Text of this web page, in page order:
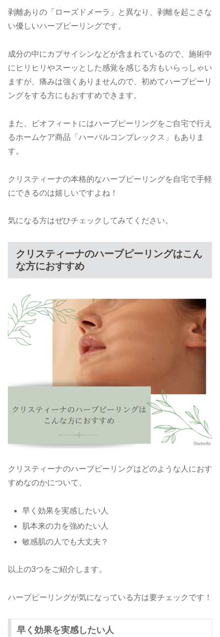
剥離ありの「ローズドメーラ」と異なり、剥離を起こさな
い優しいハーブピーリングです。
成分の中にカプサイシンなどが含まれているので、施術中
にヒリヒリやスーッとした感覚を感じる方もいらっしゃい
ますが、痛みは強くありませんので、初めてハーブピーリ
ングをする方にもおすすめできます。
また、ビオフィートにはハーブピーリングをご自宅で行え
るホームケア商品「ハーバルコンプレックス」もありま
す。
クリスティーナの本格的なハーブピーリングを自宅で手軽
にできるのは嬉しいですよね！
気になる方はぜひチェックしてみてください。
クリスティーナのハーブピーリングはこん
な方におすすめ
クリスティーナのハーブピーリングはどのような人におす
すめなのかについて、
早く効果を実感したい人
肌本来の力を強めたい人
敏感肌の人でも大丈夫？
以上の3つをご紹介します。
ハーブピーリングが気になっている方は要チェックです！
早く効果を実感したい人